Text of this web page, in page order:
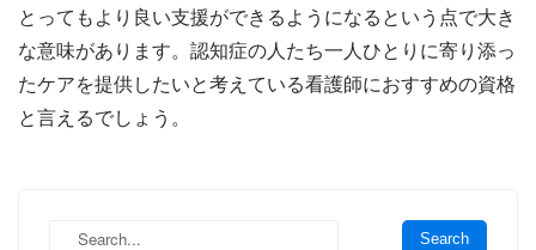
とってもより良い支援ができるようになるという点で大き
な意味があります。認知症の人たち一人ひとりに寄り添っ
たケアを提供したいと考えている看護師におすすめの資格
と言えるでしょう。